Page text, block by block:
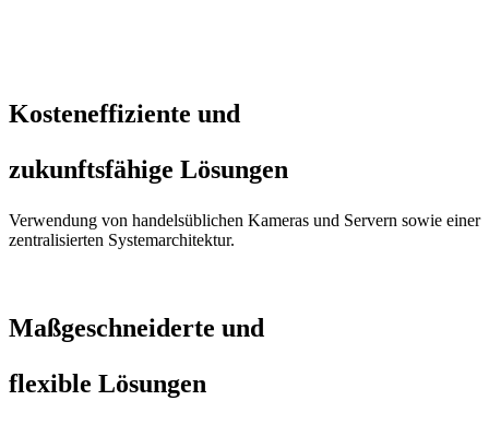
Kosteneffiziente und
zukunftsfähige Lösungen
Verwendung von handelsüblichen Kameras und Servern sowie einer
zentralisierten Systemarchitektur.
Maßgeschneiderte und
flexible Lösungen